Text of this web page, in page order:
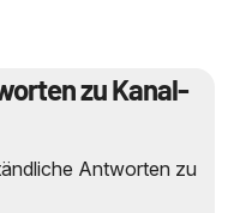
zu Kanal-
Antworten zu